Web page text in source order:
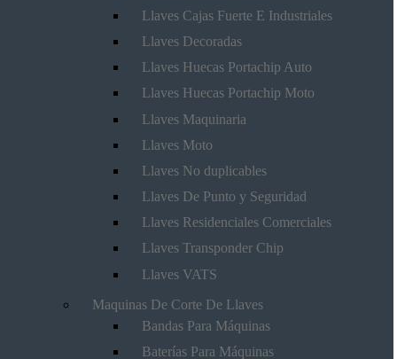
Llaves Cajas Fuerte E Industriales
Llaves Decoradas
Llaves Huecas Portachip Auto
Llaves Huecas Portachip Moto
Llaves Maquinaria
Llaves Moto
Llaves No duplicables
Llaves De Punto y Seguridad
Llaves Residenciales Comerciales
Llaves Transponder Chip
Llaves VATS
Maquinas De Corte De Llaves
Bandas Para Máquinas
Baterías Para Máquinas